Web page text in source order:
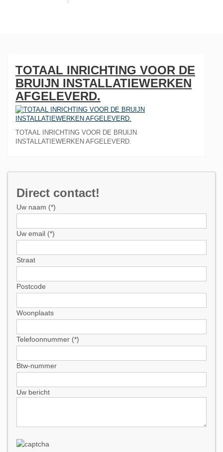
TOTAAL INRICHTING VOOR DE
BRUIJN INSTALLATIEWERKEN
AFGELEVERD.
TOTAAL INRICHTING VOOR DE BRUIJN
INSTALLATIEWERKEN AFGELEVERD.
Direct contact!
Uw naam (*)
Uw email (*)
Straat
Postcode
Woonplaats
Telefoonnummer (*)
Btw-nummer
Uw bericht